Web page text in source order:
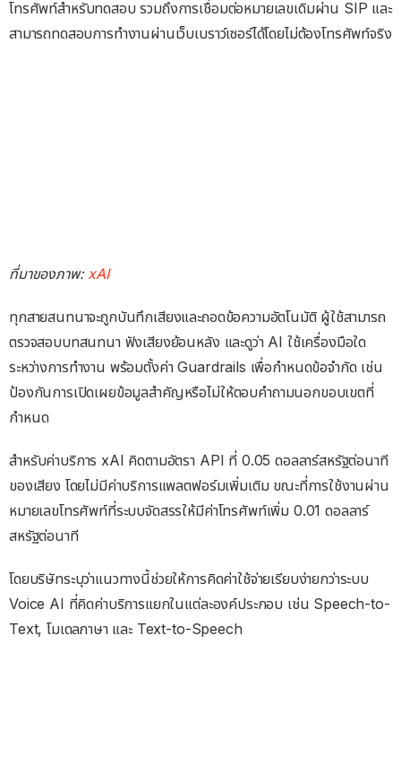
โทรศัพท์สำหรับทดสอบ รวมถึงการเชื่อมต่อหมายเลขเดิมผ่าน SIP และ
สามารถทดสอบการทำงานผ่านเว็บเบราว์เซอร์ได้โดยไม่ต้องโทรศัพท์จริง
ที่มาของภาพ:xAI
ทุกสายสนทนาจะถูกบันทึกเสียงและถอดข้อความอัตโนมัติ ผู้ใช้สามารถ
ตรวจสอบบทสนทนา ฟังเสียงย้อนหลัง และดูว่า AI ใช้เครื่องมือใด
ระหว่างการทำงาน พร้อมตั้งค่า Guardrails เพื่อกำหนดข้อจำกัด เช่น
ป้องกันการเปิดเผยข้อมูลสำคัญหรือไม่ให้ตอบคำถามนอกขอบเขตที่
กำหนด
สำหรับค่าบริการ xAI คิดตามอัตรา API ที่ 0.05 ดอลลาร์สหรัฐต่อนาที
ของเสียง โดยไม่มีค่าบริการแพลตฟอร์มเพิ่มเติม ขณะที่การใช้งานผ่าน
หมายเลขโทรศัพท์ที่ระบบจัดสรรให้มีค่าโทรศัพท์เพิ่ม 0.01 ดอลลาร์
สหรัฐต่อนาที
โดยบริษัทระบุว่าแนวทางนี้ช่วยให้การคิดค่าใช้จ่ายเรียบง่ายกว่าระบบ
Voice AI ที่คิดค่าบริการแยกในแต่ละองค์ประกอบ เช่น Speech-to-
Text, โมเดลภาษา และ Text-to-Speech